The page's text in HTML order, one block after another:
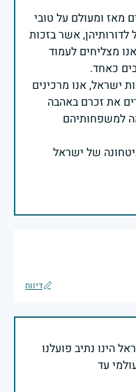
מאז ומעולם על טובי
לדורותיהן, אשר בזכות
מצליחים לעמוד
ישראל, אנו מרכינים
את זכרם באהבה
למשפחותיהם
של ישראל
דיווח
הינו נתיב פועלנו